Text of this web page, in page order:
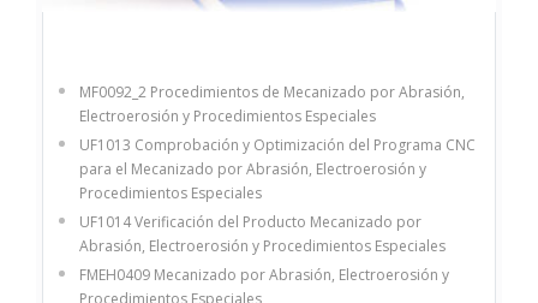
MF0092_2 Procedimientos de Mecanizado por Abrasión,
Electroerosión y Procedimientos Especiales
UF1013 Comprobación y Optimización del Programa CNC
para el Mecanizado por Abrasión, Electroerosión y
Procedimientos Especiales
UF1014 Verificación del Producto Mecanizado por
Abrasión, Electroerosión y Procedimientos Especiales
FMEH0409 Mecanizado por Abrasión, Electroerosión y
Procedimientos Especiales